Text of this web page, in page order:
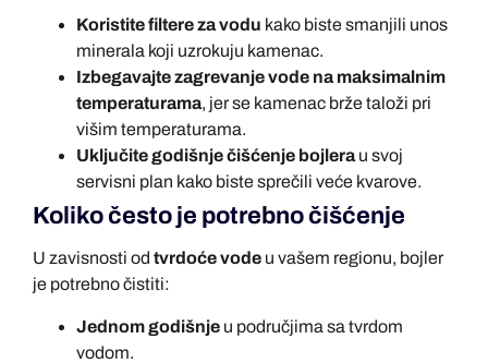
Koristite filtere za vodu kako biste smanjili unos
minerala koji uzrokuju kamenac.
Izbegavajte zagrevanje vode na maksimalnim
temperaturama, jer se kamenac brže taloži pri
višim temperaturama.
Uključite godišnje čišćenje bojlerau svoj
servisni plan kako biste sprečili veće kvarove.
Koliko često je potrebno čišćenje
U zavisnosti od tvrdoće vode u vašem regionu, bojler
je potrebno čistiti:
Jednom godišnje u područjima sa tvrdom
vodom.